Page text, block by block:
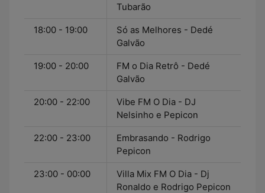
Tubarão
18:00 - 19:00
Só as Melhores - Dedé
Galvão
19:00 - 20:00
FM o Dia Retrô - Dedé
Galvão
20:00 - 22:00
Vibe FM O Dia - DJ
Nelsinho e Pepicon
22:00 - 23:00
Embrasando - Rodrigo
Pepicon
23:00 - 00:00
Villa Mix FM O Dia - Dj
Ronaldo e Rodrigo Pepicon